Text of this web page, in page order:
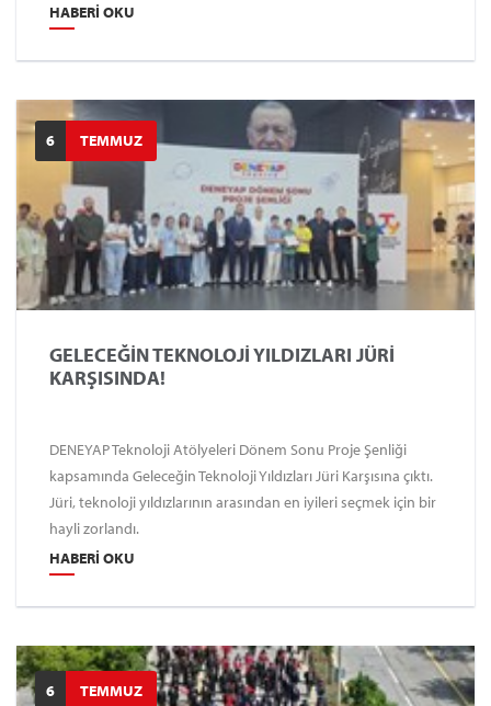
HABERI OKU
6 TEMMUZ
GELECEĞİN TEKNOLOJİ YILDIZLARI JÜRİ
KARŞISINDA!
DENEYAP Teknoloji Atölyeleri Dönem Sonu Proje Şenliği
kapsamında Geleceğin Teknoloji Yıldızları Jüri Karşısına çıktı.
Jüri, teknoloji yıldızlarının arasından en iyileri seçmek için bir
hayli zorlandı.
HABERI OKU
6 TEMMUZ